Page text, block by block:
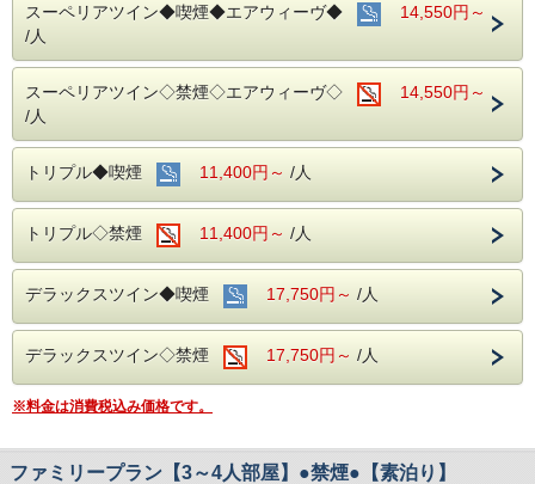
営業時間：７：００～１０：００ （最終入場 ９：３０）
名古屋めしも楽しめる和洋折衷のバイキングをご準備して
おります。
■交通アクセス■３つの主要駅と地下鉄が全て隣接！！
名鉄名古屋駅：徒歩１分
近鉄名古屋駅：徒歩１分
ＪＲ名古屋駅：徒歩４分
名鉄バスセンター：当ホテルの建物３・４階より高速バスが
発着！
■みんなでお出かけ♪観光スポットのご案内■
名古屋城：お城好きな方にも好評の名古屋城。
名古屋港水族館：子供も大人も楽しめる大迫力のイルカパフ
ォーマンス◎
スーペリアツイン◆喫煙◆エアウィーヴ◆
14,550円～
/人
スーペリアツイン◇禁煙◇エアウィーヴ◇
14,550円～
/人
トリプル◆喫煙 11,400円～ /人
トリプル◇禁煙 11,400円～ /人
デラックスツイン◆喫煙 17,750円～ /人
デラックスツイン◇禁煙 17,750円～ /人
※料金は消費税込み価格です。
ファミリープラン【3～4人部屋】●禁煙●【素泊り】